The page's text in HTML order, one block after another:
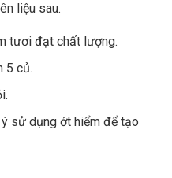
liệu sau.
tươi đạt chất lượng.
5 củ.
sử dụng ớt hiểm để tạo